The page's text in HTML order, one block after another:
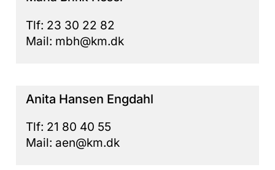
Tlf: 23 30 22 82
Mail: mbh@km.dk
Anita Hansen Engdahl
Tlf: 21 80 40 55
Mail: aen@km.dk